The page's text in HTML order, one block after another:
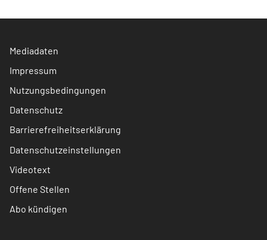
Mediadaten
Impressum
Nutzungsbedingungen
Datenschutz
Barrierefreiheitserklärung
Datenschutzeinstellungen
Videotext
Offene Stellen
Abo kündigen